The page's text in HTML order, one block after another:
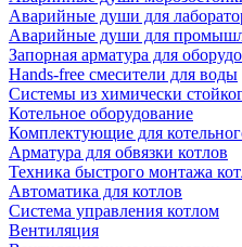
Аварийные души для
Аварийные души для
Запорная арматура для
Hands-free смесители для воды
Системы из химически
Котельное оборудование
Комплектующие для
Арматура для обвязки котлов
Техника быстрого монтажа
Автоматика для котлов
Система управления котлом
Вентиляция